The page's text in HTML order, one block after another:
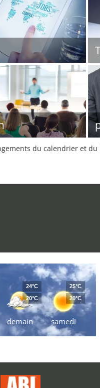
du calendrier et
demain
24°C
20°C
samedi
25°C
20°C